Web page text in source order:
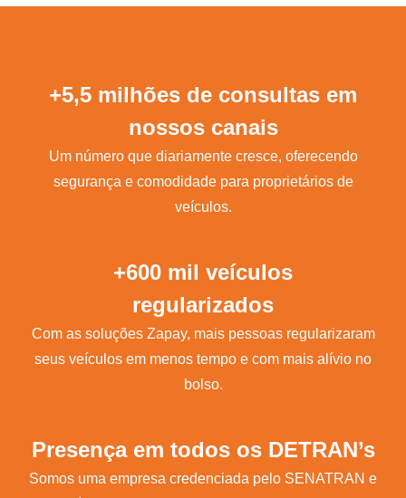
+5,5 milhões de consultas em
nossos canais
Um número que diariamente cresce, oferecendo
segurança e comodidade para proprietários de
veículos.
+600 mil veículos
regularizados
Com as soluções Zapay, mais pessoas regularizaram
seus veículos em menos tempo e com mais alívio no
bolso.
Presença em todos os DETRAN’s
Somos uma empresa credenciada pelo SENATRAN e